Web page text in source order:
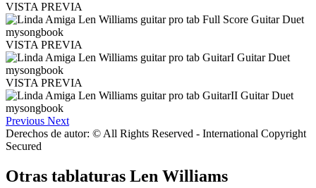
VISTA PREVIA
VISTA PREVIA
VISTA PREVIA
Previous Next
Derechos de autor: © All Rights Reserved - International Copyright
Secured
Otras tablaturas Len Williams